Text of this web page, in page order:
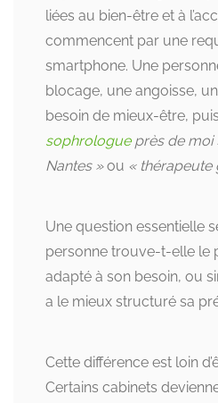
liées au bien-être et à
commencent par une
smartphone. Une
blocage, une angoisse,
besoin de mieux-être,
sophrologueprès de moi
Nantes »ou « thérapeute
Une question essentielle
personne trouve-t-elle le
adapté à son besoin, ou
a le mieux structuré sa
Cette différence est loin
Certains cabinets